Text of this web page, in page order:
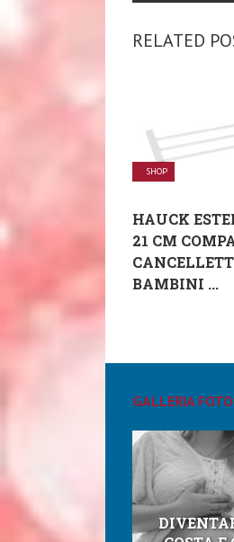
RELATED
SHOP
HAUCK
21 CM
BAMBINI ...
GALLERIA